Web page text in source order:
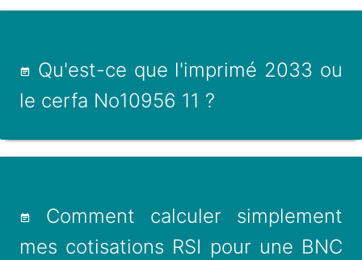
Qu'est-ce que l'imprimé 2033 ou
le cerfa No10956 11 ?
Comment calculer simplement
mes cotisations RSI pour une BNC